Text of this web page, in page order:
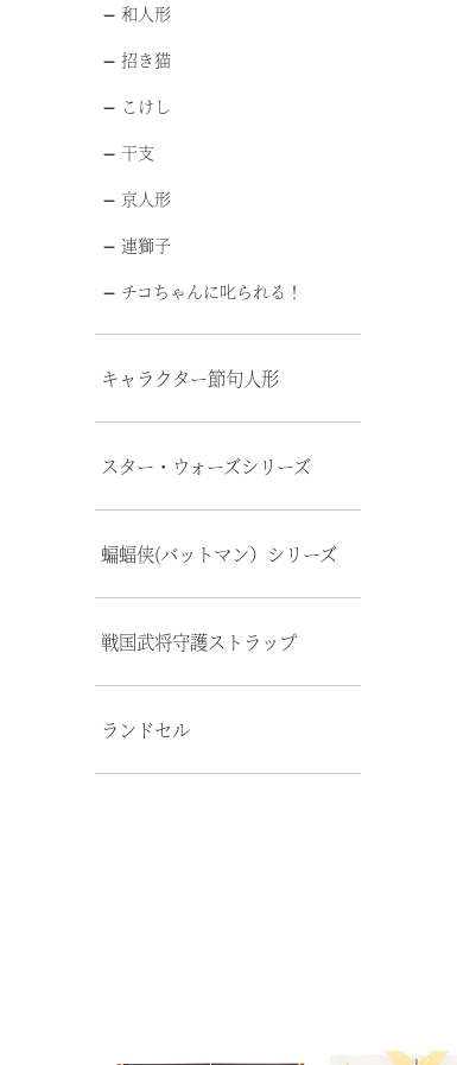
和人形
招き猫
こけし
干支
京人形
連獅子
チコちゃんに叱られる！
キャラクター節句人形
スター・ウォーズシリーズ
蝙蝠侠(バットマン）シリーズ
戦国武将守護ストラップ
ランドセル